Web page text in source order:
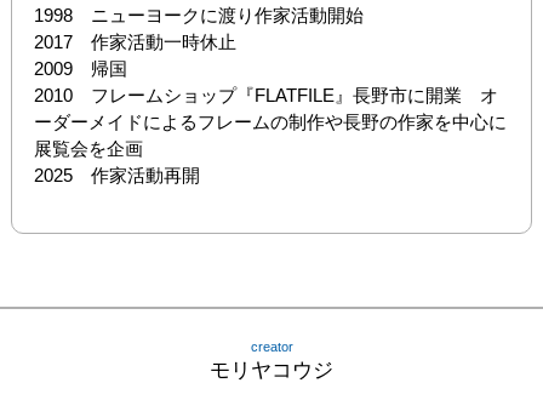
1998　ニューヨークに渡り作家活動開始
2017　作家活動一時休止
2009　帰国
2010　フレームショップ『FLATFILE』長野市に開業　オ
ーダーメイドによるフレームの制作や長野の作家を中心に
展覧会を企画
2025　作家活動再開
creator
モリヤコウジ